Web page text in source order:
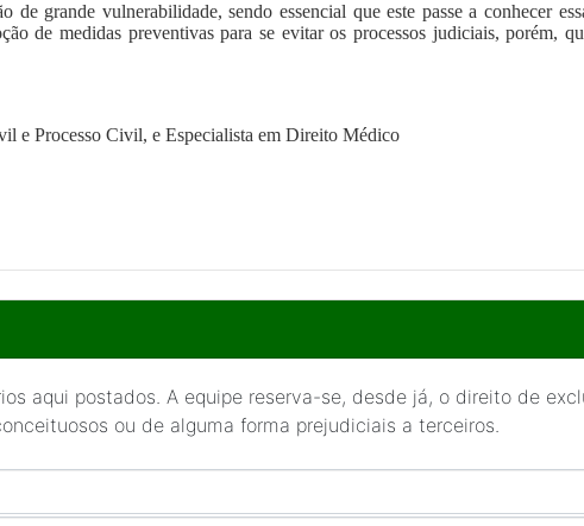
grande vulnerabilidade, sendo essencial que este passe a conhecer
de medidas preventivas para se evitar os processos judiciais, porém,
e Processo Civil, e Especialista em Direito Médico
aqui postados. A equipe reserva-se, desde já, o direito de
ou de alguma forma prejudiciais a terceiros.